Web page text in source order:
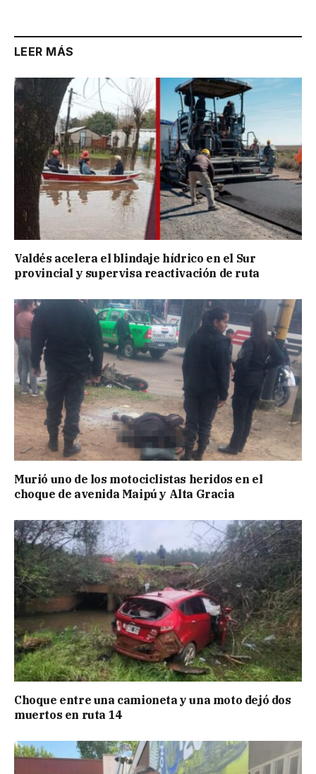
LEER MÁS
Valdés acelera el blindaje hídrico en el Sur
provincial y supervisa reactivación de ruta
Murió uno de los motociclistas heridos en el
choque de avenida Maipú y Alta Gracia
Choque entre una camioneta y una moto dejó dos
muertos en ruta 14